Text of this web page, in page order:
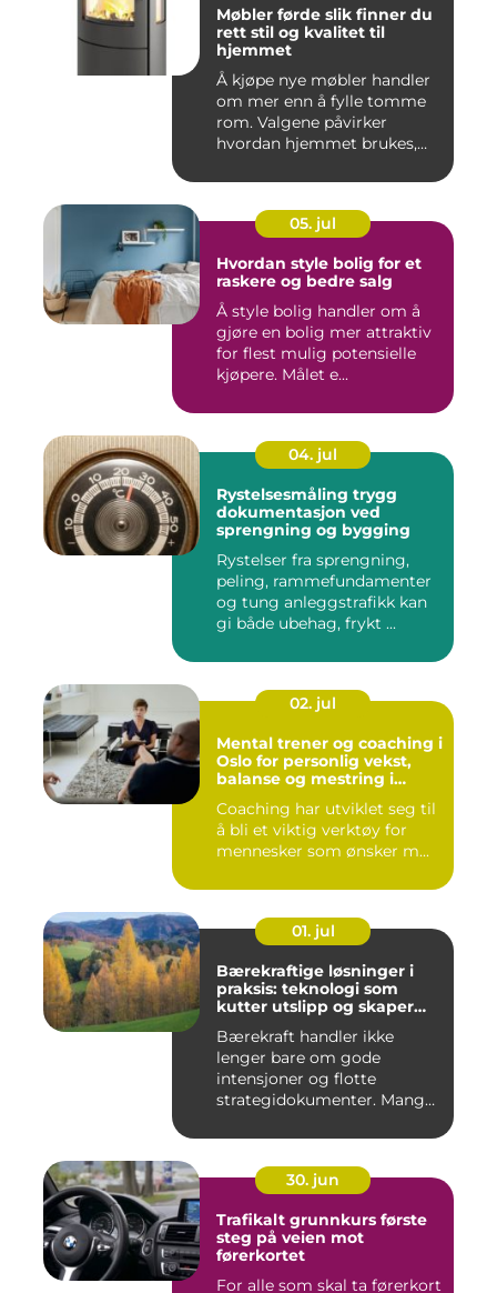
Møbler førde slik finner du
rett stil og kvalitet til
hjemmet
Å kjøpe nye møbler handler
om mer enn å fylle tomme
rom. Valgene påvirker
hvordan hjemmet brukes,
05. jul
Hvordan style bolig for et
raskere og bedre salg
Å style bolig handler om å
gjøre en bolig mer attraktiv
for flest mulig potensielle
kjøpere. Målet e...
04. jul
Rystelsesmåling trygg
dokumentasjon ved
sprengning og bygging
Rystelser fra sprengning,
peling, rammefundamenter
og tung anleggstrafikk kan
gi både ubehag, frykt ...
02. jul
Mental trener og coaching i
Oslo for personlig vekst,
balanse og mestring i
Coaching har utviklet seg til
å bli et viktig verktøy for
mennesker som ønsker m...
01. jul
Bærekraftige løsninger i
praksis: teknologi som
kutter utslipp og skaper
Bærekraft handler ikke
lenger bare om gode
intensjoner og flotte
strategidokumenter. Mange
30. jun
Trafikalt grunnkurs første
steg på veien mot
førerkortet
For alle som skal ta førerkort